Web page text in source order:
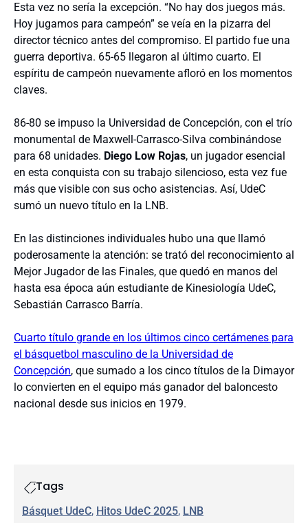
Esta vez no sería la excepción. “No hay dos juegos más.
Hoy jugamos para campeón” se veía en la pizarra del
director técnico antes del compromiso. El partido fue una
guerra deportiva. 65-65 llegaron al último cuarto. El
espíritu de campeón nuevamente afloró en los momentos
claves.
86-80 se impuso la Universidad de Concepción, con el trío
monumental de Maxwell-Carrasco-Silva combinándose
para 68 unidades. Diego Low Rojas, un jugador esencial
en esta conquista con su trabajo silencioso, esta vez fue
más que visible con sus ocho asistencias. Así, UdeC
sumó un nuevo título en la LNB.
En las distinciones individuales hubo una que llamó
poderosamente la atención: se trató del reconocimiento al
Mejor Jugador de las Finales, que quedó en manos del
hasta esa época aún estudiante de Kinesiología UdeC,
Sebastián Carrasco Barría.
Cuarto título grande en los últimos cinco certámenes para
el básquetbol masculino de la Universidad de
Concepción, que sumado a los cinco títulos de la Dimayor
lo convierten en el equipo más ganador del baloncesto
nacional desde sus inicios en 1979.
Tags
Básquet UdeC, Hitos UdeC 2025, LNB